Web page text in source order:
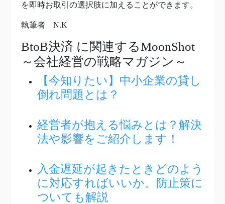
を即時お取引の選択肢に加えることができます。
執筆者 N.K
BtoB決済 に関連するMoonShot
～会社経営の戦略マガジン～
【今知りたい】中小企業の貸し
倒れ問題とは？
経営者が抱える悩みとは？解決
法や影響をご紹介します！
入金遅延が起きたときどのよう
に対応すればいいか。防止策に
ついても解説